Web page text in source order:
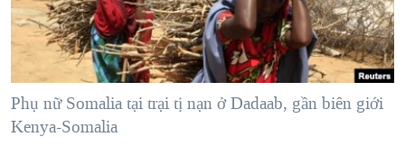
"Tìm"NGƯỜI VIỆT HẢI NGOẠI
ĐỜI SỐNG
KINH TẾ
TẠI
HÀNH TRÌNH BẦU CỬ 2024
MỘT NĂM CHIẾN TRANH TẠI DẢI GAZA
GIẢI MÃ VÀNH ĐAI & CON ĐƯỜNG
NGÀY TỊ NẠN THẾ GIỚI
VIDEO
NGHE
MẠNG XÃ HỘI
Phụ nữ Somalia tại trại tị nạn ở Dadaab, gần biên giới
Kenya-Somalia